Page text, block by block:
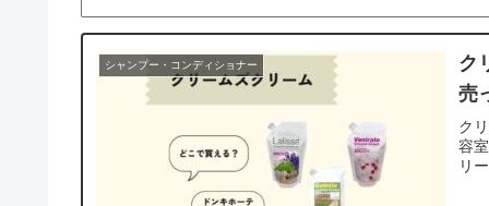
シャンプー・コンディショナー
ク
売
ク
容
リ